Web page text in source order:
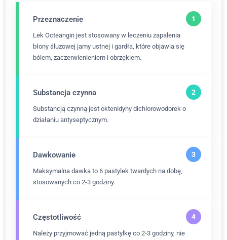
Przeznaczenie
Lek Octeangin jest stosowany w leczeniu zapalenia
błony śluzowej jamy ustnej i gardła, które objawia się
bólem, zaczerwienieniem i obrzękiem.
Substancja czynna
Substancją czynną jest oktenidyny dichlorowodorek o
działaniu antyseptycznym.
Dawkowanie
Maksymalna dawka to 6 pastylek twardych na dobę,
stosowanych co 2-3 godziny.
Częstotliwość
Należy przyjmować jedną pastylkę co 2-3 godziny, nie